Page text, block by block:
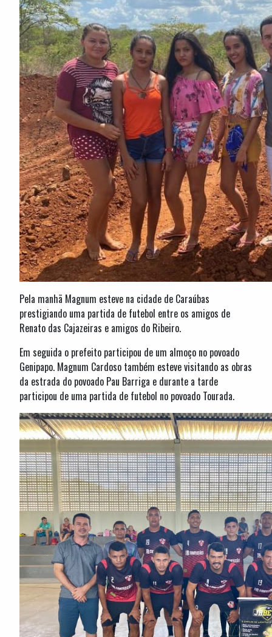
Pela manhã Magnum esteve na cidade de Caraúbas
prestigiando uma partida de futebol entre os amigos de
Renato das Cajazeiras e amigos do Ribeiro.
Em seguida o prefeito participou de um almoço no povoado
Genipapo. Magnum Cardoso também esteve visitando as obras
da estrada do povoado Pau Barriga e durante a tarde
participou de uma partida de futebol no povoado Tourada.